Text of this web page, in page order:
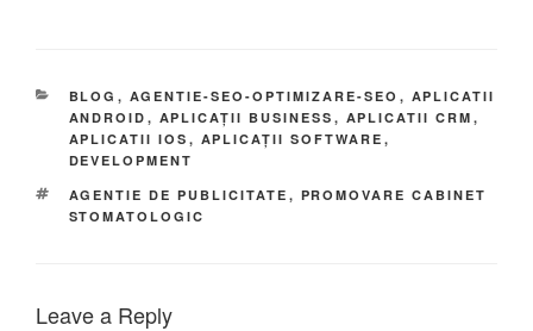
BLOG , AGENTIE-SEO-OPTIMIZARE-SEO , APLICATII
ANDROID , APLICAȚII BUSINESS , APLICATII CRM ,
APLICATII IOS , APLICAȚII SOFTWARE ,
DEVELOPMENT
AGENTIE DE PUBLICITATE , PROMOVARE CABINET
STOMATOLOGIC
Leave a Reply